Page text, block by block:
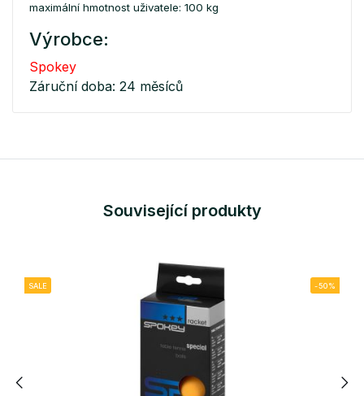
maximální hmotnost uživatele: 100 kg
Výrobce:
Spokey
Záruční doba: 24 měsíců
Související produkty
SALE -50%